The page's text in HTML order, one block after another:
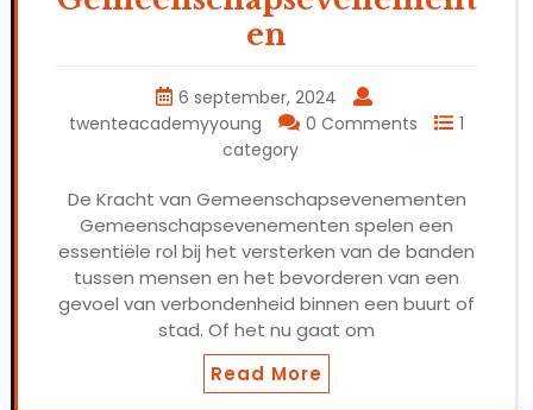
en
6 september, 2024
twenteacademyyoung
0 Comments
1
category
De Kracht van Gemeenschapsevenementen
Gemeenschapsevenementen spelen een
essentiële rol bij het versterken van de banden
tussen mensen en het bevorderen van een
gevoel van verbondenheid binnen een buurt of
stad. Of het nu gaat om
Read More